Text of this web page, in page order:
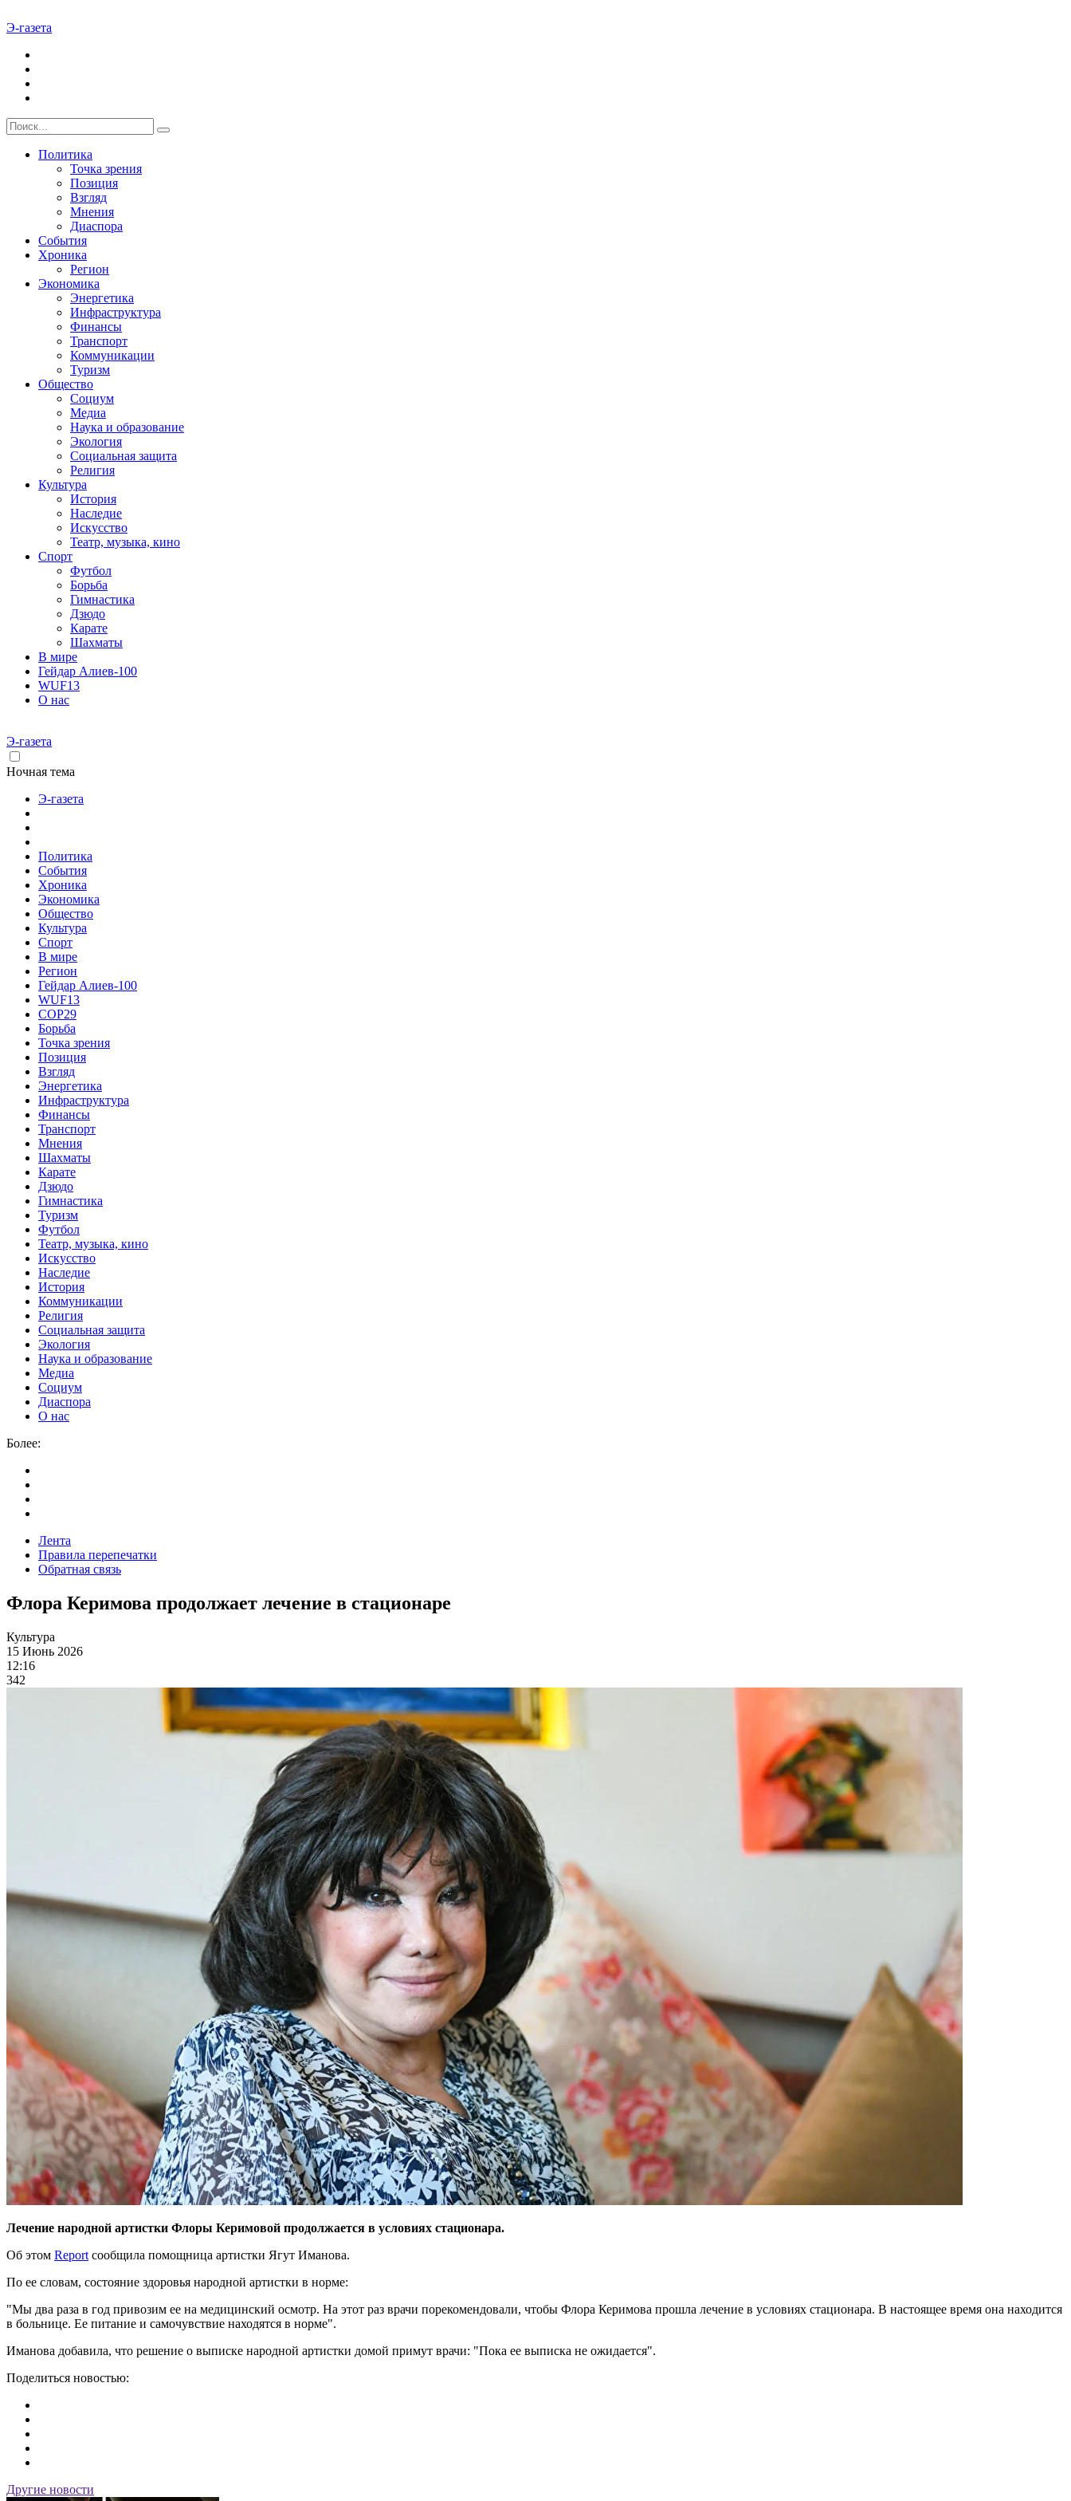
Э-газета
Политика
Точка зрения
Позиция
Взгляд
Мнения
Диаспора
События
Хроника
Регион
Экономика
Энергетика
Инфраструктура
Финансы
Транспорт
Коммуникации
Туризм
Общество
Социум
Медиа
Наука и образование
Экология
Социальная защита
Религия
Культура
История
Наследие
Искусство
Театр, музыка, кино
Спорт
Футбол
Борьба
Гимнастика
Дзюдо
Карате
Шахматы
В мире
Гейдар Алиев-100
WUF13
О нас
Э-газета
Ночная тема
Э-газета
Политика
События
Хроника
Экономика
Общество
Культура
Спорт
В мире
Регион
Гейдар Алиев-100
WUF13
COP29
Борьба
Точка зрения
Позиция
Взгляд
Энергетика
Инфраструктура
Финансы
Транспорт
Мнения
Шахматы
Карате
Дзюдо
Гимнастика
Туризм
Футбол
Театр, музыка, кино
Искусство
Наследие
История
Коммуникации
Религия
Социальная защита
Экология
Наука и образование
Медиа
Социум
Диаспора
О нас
Более:
Лента
Правила перепечатки
Обратная связь
Флора Керимова продолжает лечение в стационаре
Культура
15 Июнь 2026
12:16
342
Лечение народной артистки Флоры Керимовой продолжается в условиях стационара.
Об этом Report сообщила помощница артистки Ягут Иманова.
По ее словам, состояние здоровья народной артистки в норме:
"Мы два раза в год привозим ее на медицинский осмотр. На этот раз врачи порекомендовали, чтобы Флора Керимова прошла лечение в условиях стационара. В настоящее время она находится
в больнице. Ее питание и самочувствие находятся в норме".
Иманова добавила, что решение о выписке народной артистки домой примут врачи: "Пока ее выписка не ожидается".
Поделиться новостью:
Другие новости